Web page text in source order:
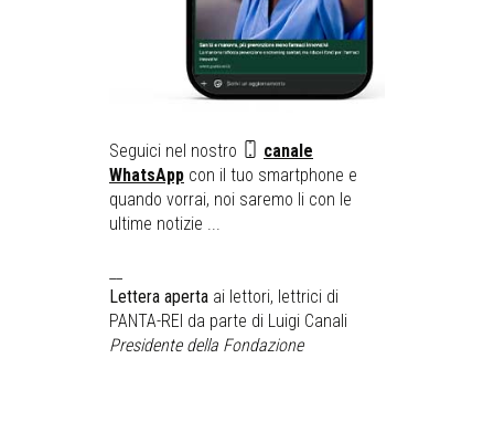
Seguici nel nostro
canale
WhatsApp con il tuo smartphone e
quando vorrai, noi saremo li con le
ultime notizie ...
Lettera aperta ai lettori, lettrici di
PANTA-REI da parte di Luigi Canali
Presidente della Fondazione